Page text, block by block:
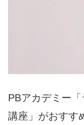
PBアカデミー
講座」がおすす